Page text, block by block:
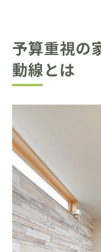
予算重視の
動線とは